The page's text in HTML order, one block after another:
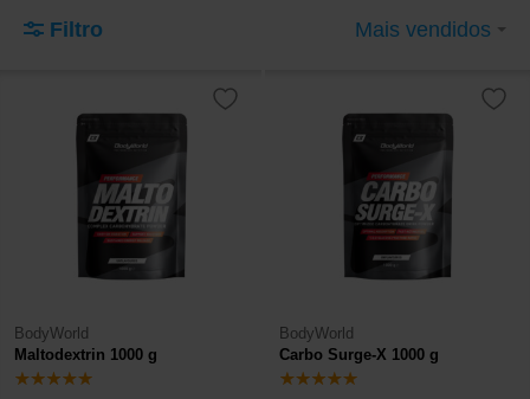
Filtro Mais vendidos
BodyWorld
Maltodextrin 1000 g
BodyWorld
Carbo Surge-X 1000 g